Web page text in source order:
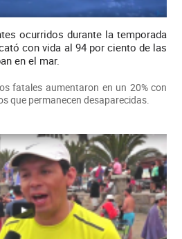
ocurridos durante la temporada
con vida al 94 por ciento de las
en el mar.
fatales aumentaron en un 20% con
que permanecen desaparecidas.